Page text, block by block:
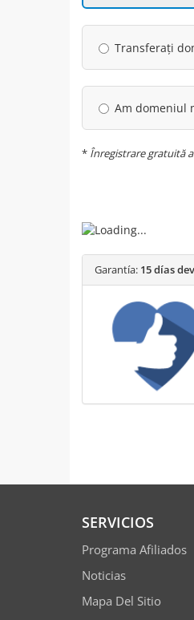
Transferați
Am domeniul
* Înregistrare gratuită
Garantía: 15 días
SERVICIOS
Programa Afiliados
Noticias
Mapa Del Sitio